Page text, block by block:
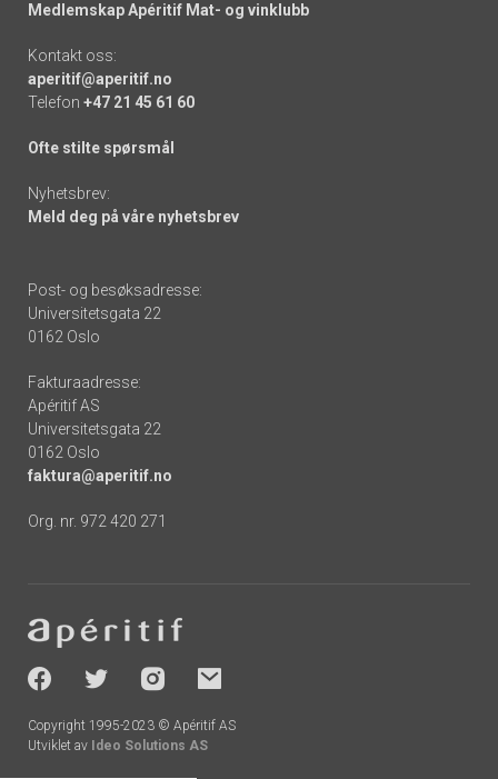
Medlemskap Apéritif Mat- og vinklubb
Kontakt oss:
aperitif@aperitif.no
Telefon +47 21 45 61 60
Ofte stilte spørsmål
Nyhetsbrev:
Meld deg på våre nyhetsbrev
Post- og besøksadresse:
Universitetsgata 22
0162 Oslo
Fakturaadresse:
Apéritif AS
Universitetsgata 22
0162 Oslo
faktura@aperitif.no
Org. nr. 972 420 271
-
socials
Copyright 1995-2023 © Apéritif AS
Utviklet av Ideo Solutions AS